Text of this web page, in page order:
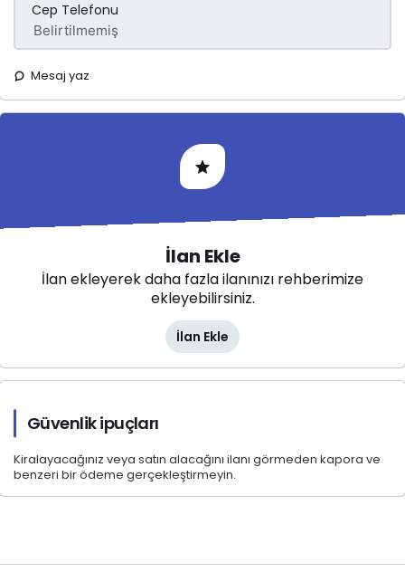
Cep Telefonu
Mesaj yaz
İlan Ekle
İlan ekleyerek daha fazla ilanınızı rehberimize
ekleyebilirsiniz.
İlan Ekle
Güvenlik ipuçları
Kiralayacağınız veya satın alacağını ilanı görmeden kapora ve
benzeri bir ödeme gerçekleştirmeyin.